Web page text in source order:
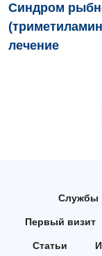
Синдром
лечение
Службы
Первый визит
Статьи